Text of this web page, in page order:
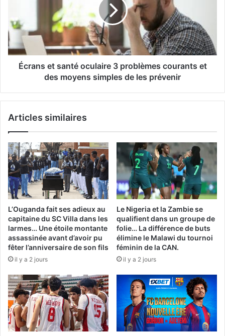
problèmes
courants
et
des
moyens
Écrans et santé oculaire 3 problèmes courants et
des moyens simples de les prévenir
Articles similaires
L’Ouganda fait ses adieux au
capitaine du SC Villa dans les
larmes… Une étoile montante
assassinée avant d’avoir pu
fêter l’anniversaire de son fils
il y a 2 jours
Le Nigeria et la Zambie se
qualifient dans un groupe de
folie… La différence de buts
élimine le Malawi du tournoi
féminin de la CAN.
il y a 2 jours